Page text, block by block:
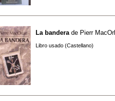
La bandera de Pierr
Libro usado (Castellano)